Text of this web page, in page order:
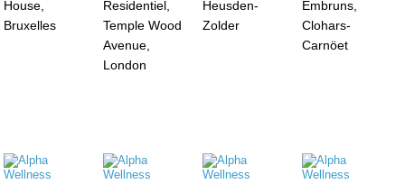
House,
Bruxelles
Residentiel,
Temple Wood
Avenue,
London
Heusden-
Zolder
Embruns,
Clohars-
Carnöet